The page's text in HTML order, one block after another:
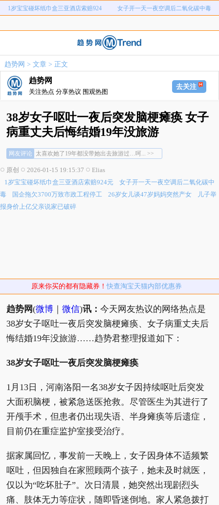
1岁宝宝碰坏纸巾盒三亚酒店索赔924 女子开一天一夜空调后二氧化碳中毒
儿子举报身价上亿父亲说家已破碎 女子用漏洞0元买了3千台电器
韩国宣布国家灾难状态
1岁宝宝碰坏纸巾盒三亚酒店索赔924
元
女子开一天一夜空调后二氧化碳中毒
国企拖欠3700万致市政工程停工
儿子举报身价上亿父亲说家已破碎 女子用漏洞0元买了3千台电器
直播自杀日本女网红已身亡 海口80吨高危化学品瞒报
趋势网 > 文章> 正文
趋势网
关注热点 分享热议 围观热图
去关注
38岁女子呕吐一夜后突发脑梗瘫痪 女子
病重丈夫后悔结婚19年没旅游
网友评论
血管怎么突然就堵住了，这怎么预防啊... >>
太喜欢她了19年都没带她出去旅游过…呵... >>
也别太武断地说人家表演，有些人确实不喜... >>
太喜欢她了19年都没带她出去旅游过…呵... >>
原创 2026-01-15 19:15:37
Elias
1岁宝宝碰坏纸巾盒三亚酒店索赔924元
女子开一天一夜空调后二氧化碳中
毒
国企拖欠3700万致市政工程停工 26岁女儿谈47岁妈妈突然产女
儿子举
报身价上亿父亲说家已破碎
原来你买的都有隐藏券！快查淘宝天猫内部优惠券
趋势网(微博 ｜微信)讯：今天网友热议的网络热点是
38岁女子呕吐一夜后突发脑梗瘫痪、女子病重丈夫后
悔结婚19年没旅游……趋势君整理报道如下：
38岁女子呕吐一夜后突发脑梗瘫痪
1月13日，河南洛阳一名38岁女子因持续呕吐后突发
大面积脑梗，被紧急送医抢救。尽管医生为其进行了
开颅手术，但患者仍出现失语、半身瘫痪等后遗症，
目前仍在重症监护室接受治疗。
据家属回忆，事发前一天晚上，女子因身体不适频繁
呕吐，但因独自在家照顾两个孩子，她未及时就医，
仅以为“吃坏肚子”。次日清晨，她突然出现剧烈头
痛、肢体无力等症状，随即昏迷倒地。家人紧急拨打